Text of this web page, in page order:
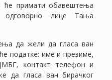
ће примати обавештења
одговорно лице Тања
да жели да гласа ван
податке: име и презиме,
контакт телефон и
да гласа ван бирачког